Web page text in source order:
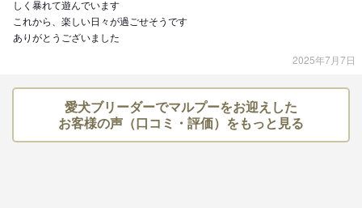
しく暴れて遊んでいます
これから、楽しい日々が過ごせそうです
ありがとうございました
2025年7月7日
愛犬ブリーダーでマルプーをお迎えした
お客様の声（口コミ・評価）をもっと見る